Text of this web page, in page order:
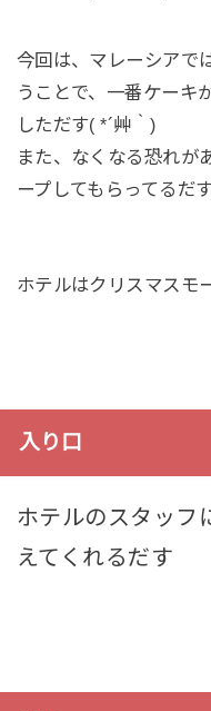
今回は、マレーシアで
うことで、一番ケーキ
しただす( *´艸｀)
また、なくなる恐れが
ープしてもらってるだ
ホテルはクリスマスモ
入り口
ホテルのスタッフ
えてくれるだす